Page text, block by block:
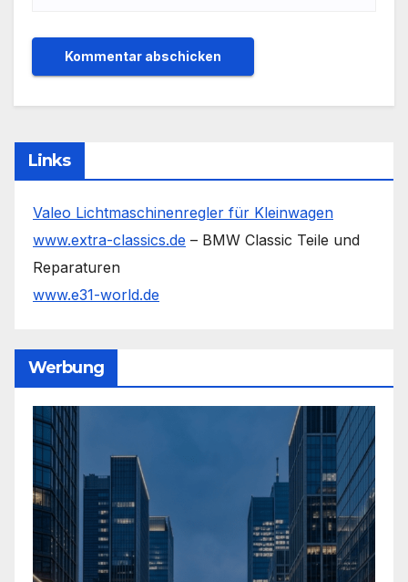
Links
Valeo Lichtmaschinenregler für Kleinwagen
www.extra-classics.de – BMW Classic Teile und
Reparaturen
www.e31-world.de
Werbung